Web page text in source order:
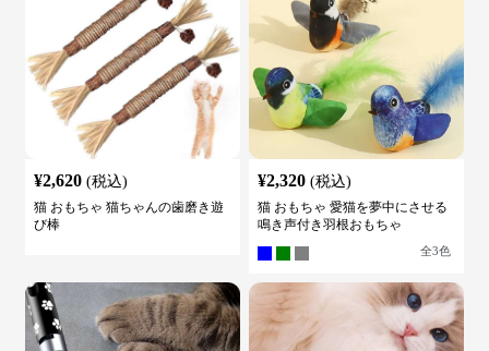
¥2,620 (税込)
猫 おもちゃ 猫ちゃんの歯磨き遊
び棒
¥2,320 (税込)
猫 おもちゃ 愛猫を夢中にさせる
鳴き声付き羽根おもちゃ
全3色